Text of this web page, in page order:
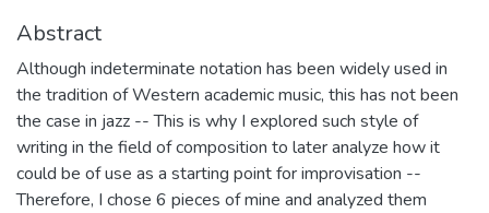
Abstract
Although indeterminate notation has been widely used in
the tradition of Western academic music, this has not been
the case in jazz -- This is why I explored such style of
writing in the field of composition to later analyze how it
could be of use as a starting point for improvisation --
Therefore, I chose 6 pieces of mine and analyzed them